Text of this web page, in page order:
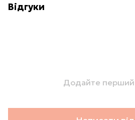
Відгуки
Додайте перший